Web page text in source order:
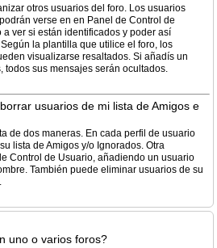
otros usuarios del foro. Los usuarios
verse en en Panel de Control de
ver si están identificados y poder así
la plantilla que utilice el foro, los
visualizarse resaltados. Si añadís un
todos sus mensajes serán ocultados.
usuarios de mi lista de Amigos e
de dos maneras. En cada perfil de usuario
lista de Amigos y/o Ignorados. Otra
Control de Usuario, añadiendo un usuario
También puede eliminar usuarios de su
uno o varios foros?